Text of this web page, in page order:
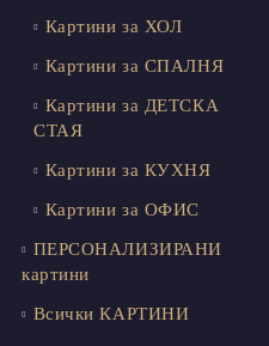
Картини за ХОЛ
Картини за СПАЛНЯ
Картини за ДЕТСКА
СТАЯ
Картини за КУХНЯ
Картини за ОФИС
ПЕРСОНАЛИЗИРАНИ
картини
Всички КАРТИНИ